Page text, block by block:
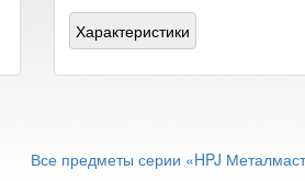
Характеристики
Все предметы серии «HPJ